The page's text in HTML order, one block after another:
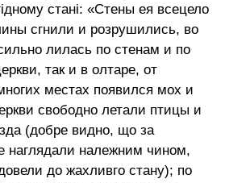
стані: «Стены ея всецело
сгнили и розрушились, во
лилась по стенам и по
так и в олтаре, от
местах появился мох и
свободно летали птицы и
(добре видно, що за
наглядали належним чином,
до жахливго стану); по